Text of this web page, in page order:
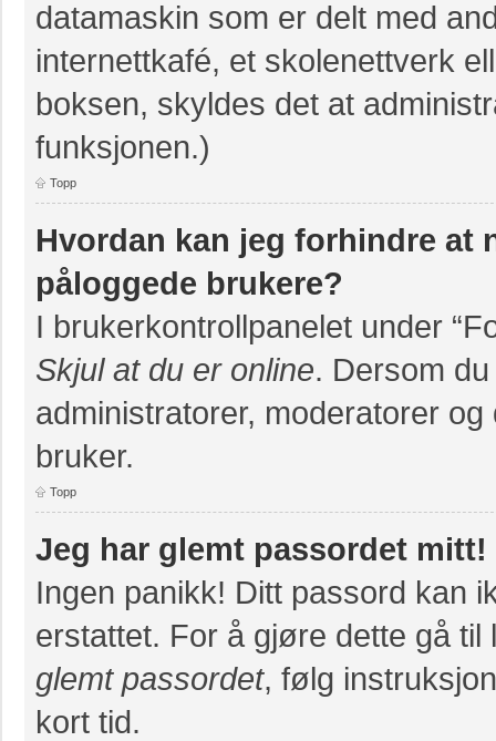
datamaskin som er delt med
internettkafé, et skolenettverk
boksen, skyldes det at
funksjonen.)
Topp
Hvordan kan jeg forhindre
påloggede brukere?
I brukerkontrollpanelet under
Skjul at du er online. Dersom
administratorer, moderatorer
bruker.
Topp
Jeg har glemt passordet mitt!
Ingen panikk! Ditt passord kan
erstattet. For å gjøre dette gå
glemt passordet, følg
kort tid.